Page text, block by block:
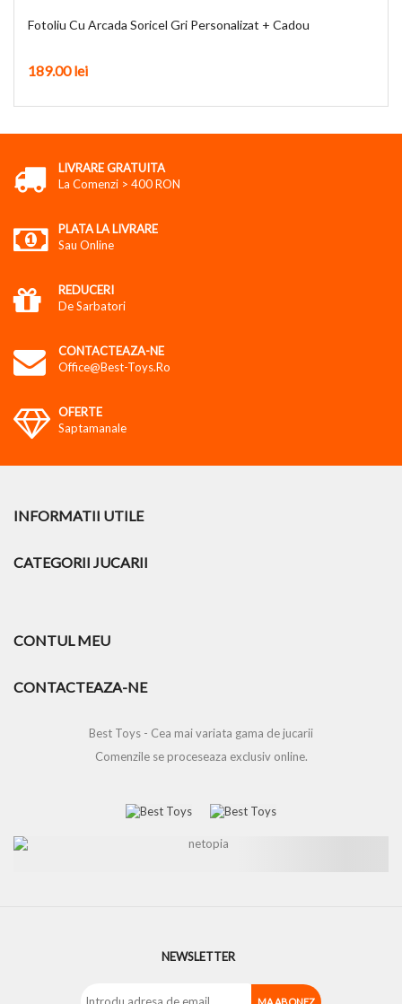
Fotoliu Cu Arcada Soricel Gri Personalizat + Cadou
189.00lei
LIVRARE GRATUITA
La Comenzi > 400 RON
PLATA LA LIVRARE
Sau Online
REDUCERI
De Sarbatori
CONTACTEAZA-NE
Office@best-Toys.ro
OFERTE
Saptamanale
INFORMATII UTILE
CATEGORII JUCARII
CONTUL MEU
CONTACTEAZA-NE
Best Toys - Cea mai variata gama de jucarii
Comenzile se proceseaza exclusiv online.
NEWSLETTER